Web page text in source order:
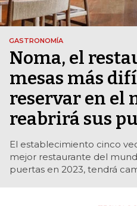
GASTRONOMÍA
Noma, el
mesas más
reservar en el
reabrirá sus
El establecimiento cinco
mejor restaurante del
puertas en 2023, tendrá